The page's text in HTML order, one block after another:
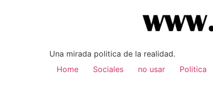
Una mirada poli­tica de la realidad.
Home
Sociales no usar Politica